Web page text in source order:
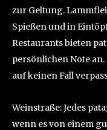
zur Geltung.
Spießen und in
Restaurants bieten
persönlichen Note an.
auf keinen Fall
Weinstraße: Jedes
wenn es von einem